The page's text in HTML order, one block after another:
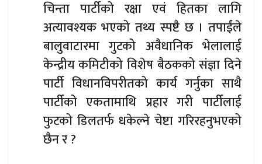
चिन्ता पार्टीको रक्षा एवं हितका लागि
अत्यावश्यक भएको तथ्य स्पष्टै छ । तपाईंले
बालुवाटारमा गुटको अवैधानिक भेलालाई
केन्द्रीय कमिटीको विशेष बैठकको संज्ञा दिने
पार्टी विधानविपरीतको कार्य गर्नुका साथै
पार्टीको एकतामाथि प्रहार गरी पार्टीलाई
फुटको डिलतर्फ धकेल्ने चेष्टा गरिरहनुभएको
छैन र ?